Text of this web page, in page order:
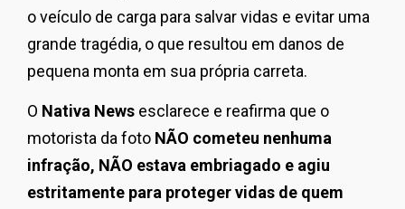
o veículo de carga para salvar vidas e evitar uma
grande tragédia, o que resultou em danos de
pequena monta em sua própria carreta.
O Nativa News esclarece e reafirma que o
motorista da foto NÃO cometeu nenhuma
infração, NÃO estava embriagado e agiu
estritamente para proteger vidas de quem